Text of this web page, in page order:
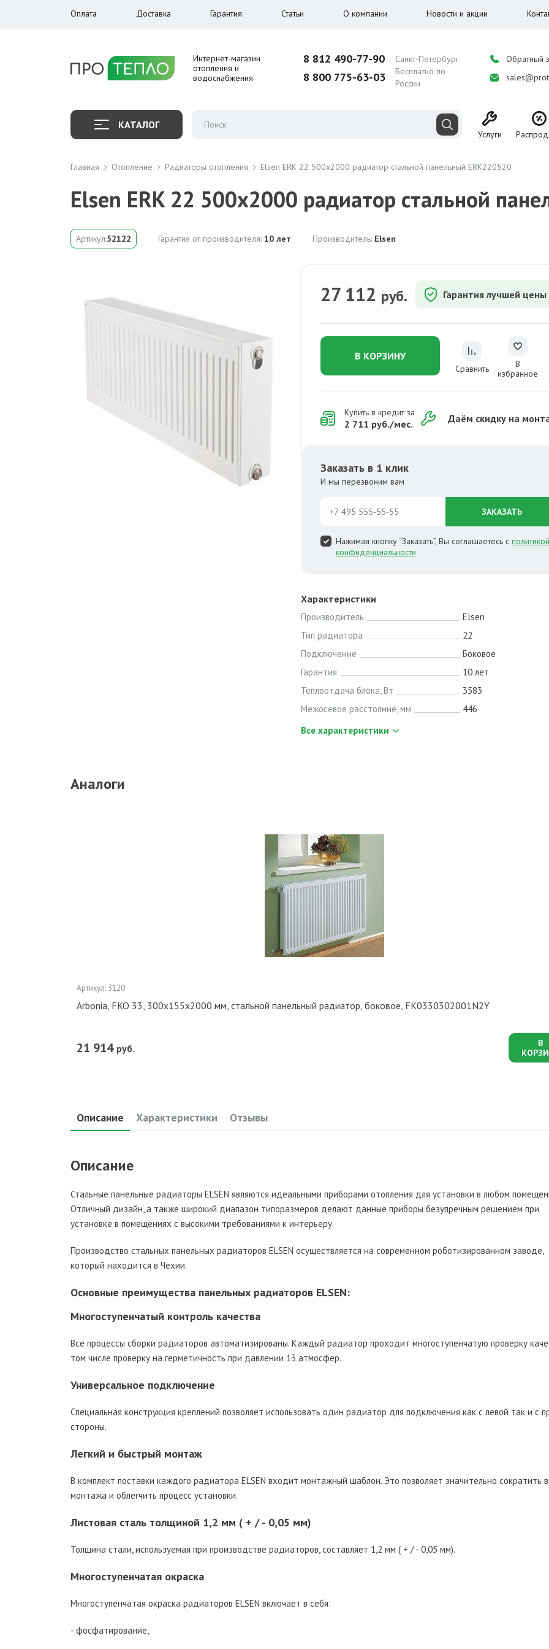
Оплата Доставка Гарантия Статьи О компании Новости и акции
Интернет-магазин
отопления и
водоснабжения
8 812 490-77-90 Санкт-Петербург
8 800 775-63-03
Бесплатно по
России
Обратный
КАТАЛОГ
Услуги
Главная Отопление Радиаторы отопления Elsen ERK 22 500x2000 радиатор стальной панельный ERK220520
Elsen ERK 22 500x2000 радиатор стальной
Артикул:52122 Гарантия от производителя: 10 лет Производитель: Elsen
27 112 руб. Гарантия лучшей цены
В КОРЗИНУ
Сравнить
В
избранное
Купить в кредит за
2 711 руб./мес. Даём скидку на
Заказать в 1 клик
И мы перезвоним вам
ЗАКАЗАТЬ
Нажимая кнопку “Заказать”, Вы соглашаетесь сполитикой
конфиденциальности
Характеристики
Производитель
Elsen
Тип радиатора
22
Подключение
Боковое
Гарантия
10 лет
Теплоотдача блока, Вт
3583
Межосевое расстояние, мм
446
Все характеристики
Аналоги
Артикул: 3120
Arbonia, FKO 33, 300x155x2000 мм, стальной панельный радиатор, боковое, FK0330302001N2Y
21 914 руб.
В
Описание Характеристики Отзывы
Описание
Стальные панельные радиаторы ELSEN являются идеальными приборами отопления для установки в любом
Отличный дизайн, а также широкий диапазон типоразмеров делают данные приборы безупречным решением при
установке в помещениях с высокими требованиями к интерьеру.
Производство стальных панельных радиаторов ELSEN осуществляется на современном роботизированном заводе,
который находится в Чехии.
Основные преимущества панельных радиаторов ELSEN:
Многоступенчатый контроль качества
Все процессы сборки радиаторов автоматизированы. Каждый радиатор проходит многоступенчатую проверку
том числе проверку на герметичность при давлении 13 атмосфер.
Универсальное подключение
Специальная конструкция креплений позволяет использовать один радиатор для подключения как с левой так и с
стороны.
Легкий и быстрый монтаж
В комплект поставки каждого радиатора ELSEN входит монтажный шаблон. Это позволяет значительно сократить
монтажа и облегчить процесс установки.
Листовая сталь толщиной 1,2 мм ( + / - 0,05 мм)
Толщина стали, используемая при производстве радиаторов, составляет 1,2 мм ( + / - 0,05 мм).
Многоступенчатая окраска
Многоступенчатая окраска радиаторов ELSEN включает в себя:
- фосфатирование,